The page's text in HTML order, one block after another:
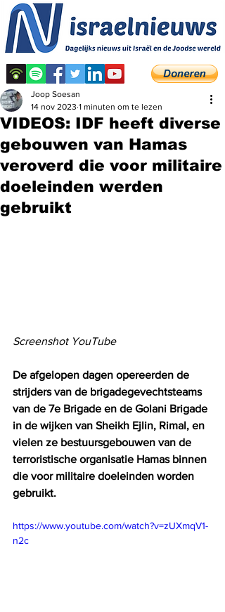
VIDEOS: IDF heeft diverse
gebouwen van Hamas
veroverd die voor militaire
doeleinden werden
gebruikt
Joop Soesan
14 nov 2023 1 minuten om te lezen
Screenshot YouTube
De afgelopen dagen opereerden de
strijders van de brigadegevechtsteams
van de 7e Brigade en de Golani Brigade
in de wijken van Sheikh Ejlin, Rimal, en
vielen ze bestuursgebouwen van de
terroristische organisatie Hamas binnen
die voor militaire doeleinden worden
gebruikt.
https://www.youtube.com/watch?v=zUXmqV1-
n2c